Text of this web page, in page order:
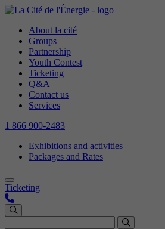
About la cité
Groups
Partnership
Youth Contest
Ticketing
Q&A
Contact us
Services
1 866 900-2483
Exhibitions and activities
Packages and Rates
Ticketing